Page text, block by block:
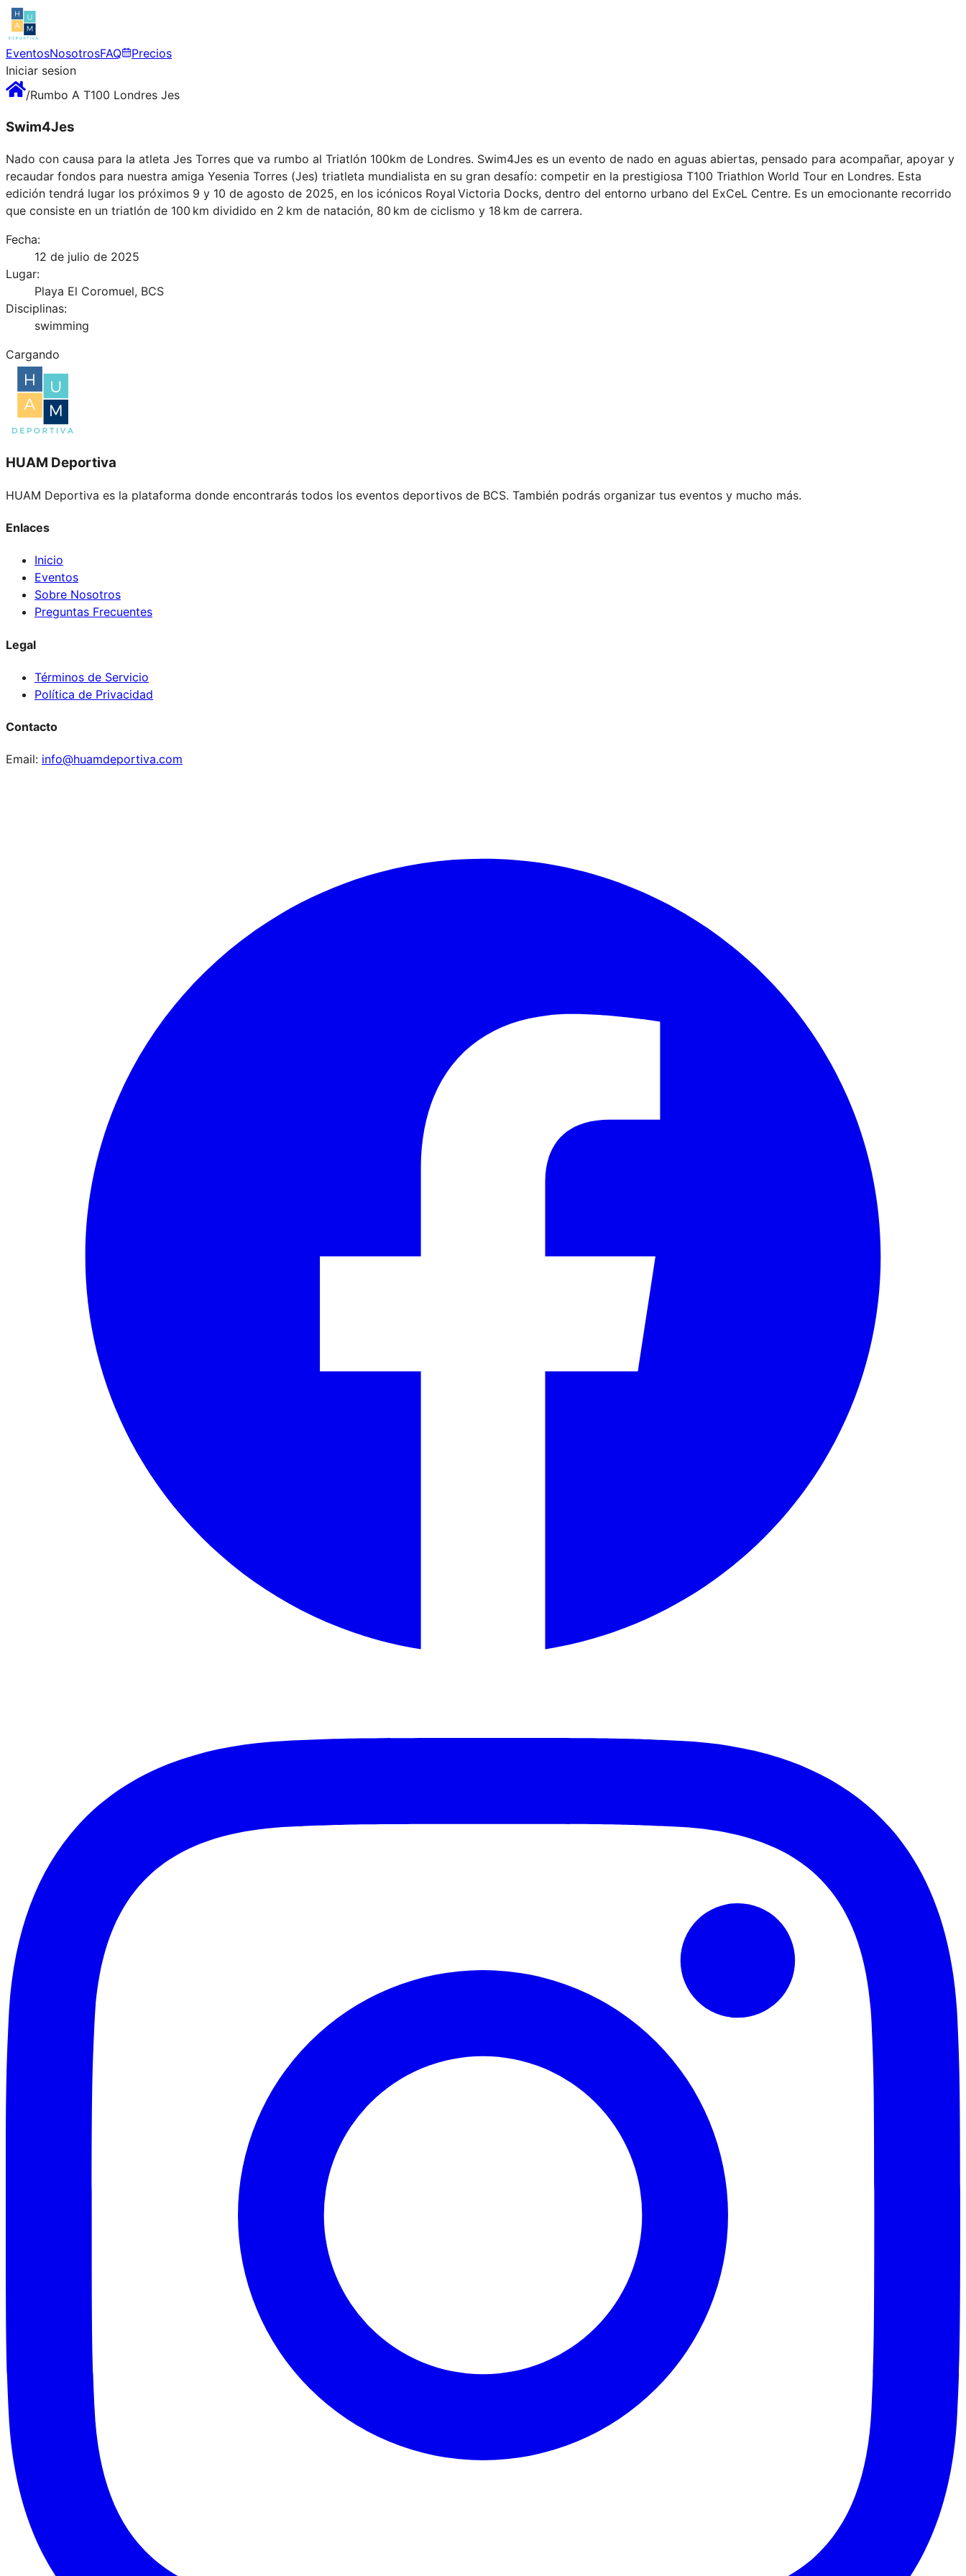
EventosNosotrosFAQ
Precios
Iniciar sesion
/Rumbo A T100 Londres Jes
Swim4Jes
Nado con causa para la atleta Jes Torres que va rumbo al Triatlón 100km de Londres. Swim4Jes es un evento de nado en aguas abiertas, pensado para acompañar, apoyar y
recaudar fondos para nuestra amiga Yesenia Torres (Jes) triatleta mundialista en su gran desafío: competir en la prestigiosa T100 Triathlon World Tour en Londres. Esta
edición tendrá lugar los próximos 9 y 10 de agosto de 2025, en los icónicos Royal Victoria Docks, dentro del entorno urbano del ExCeL Centre. Es un emocionante recorrido
que consiste en un triatlón de 100 km dividido en 2 km de natación, 80 km de ciclismo y 18 km de carrera.
Fecha:
12 de julio de 2025
Lugar:
Playa El Coromuel, BCS
Disciplinas:
swimming
Cargando
HUAM Deportiva
HUAM Deportiva es la plataforma donde encontrarás todos los eventos deportivos de BCS. También podrás organizar tus eventos y mucho más.
Enlaces
Inicio
Eventos
Sobre Nosotros
Preguntas Frecuentes
Legal
Términos de Servicio
Política de Privacidad
Contacto
Email: info@huamdeportiva.com